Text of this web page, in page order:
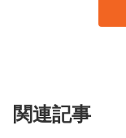
関連記事